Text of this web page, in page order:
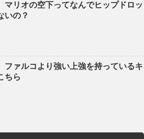
マリオの空下ってなんでヒップドロッ
いの？
ファルコより強い上強を持っているキ
ちら